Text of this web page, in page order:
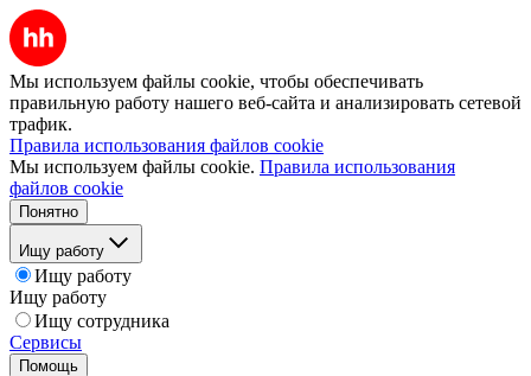
Мы используем файлы cookie, чтобы обеспечивать
правильную работу нашего веб-сайта и анализировать сетевой
трафик.
Правила использования файлов cookie
Мы используем файлы cookie. Правила использования
файлов cookie
Понятно
Ищу работу
Ищу работу
Ищу работу
Ищу сотрудника
Сервисы
Помощь